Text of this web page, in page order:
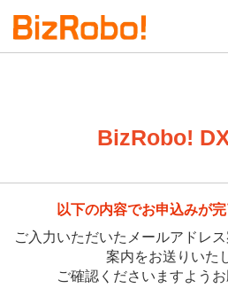
BizRobo!
以下の内容でお申込みが完
ご入力いただいたメールアドレ
案内をお送りいた
ご確認くださいますようお